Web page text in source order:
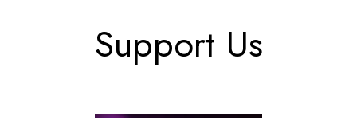
Support Us